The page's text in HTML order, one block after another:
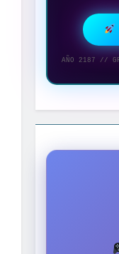
AÑO 2187 //